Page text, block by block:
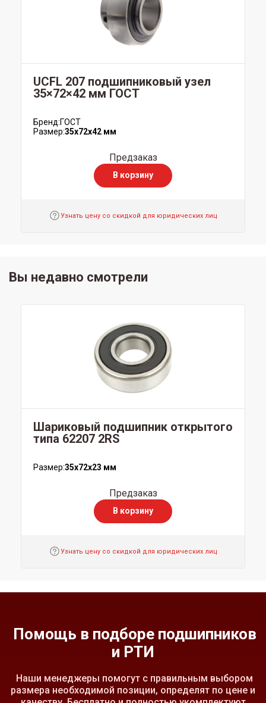
UCFL 207 подшипниковый узел
35×72×42 мм ГОСТ
Бренд:ГОСТ
Размер:35x72x42 мм
Предзаказ
В корзину
Узнать цену со скидкой для юридических лиц
Вы недавно смотрели
Шариковый подшипник открытого
типа 62207 2RS
Размер:35x72x23 мм
Предзаказ
В корзину
Узнать цену со скидкой для юридических лиц
Помощь в подборе подшипников
и РТИ
Наши менеджеры помогут с правильным выбором
размера необходимой позиции, определят по цене и